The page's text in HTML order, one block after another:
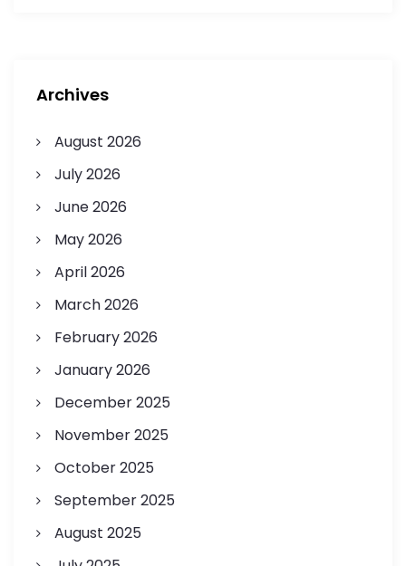
Archives
August 2026
July 2026
June 2026
May 2026
April 2026
March 2026
February 2026
January 2026
December 2025
November 2025
October 2025
September 2025
August 2025